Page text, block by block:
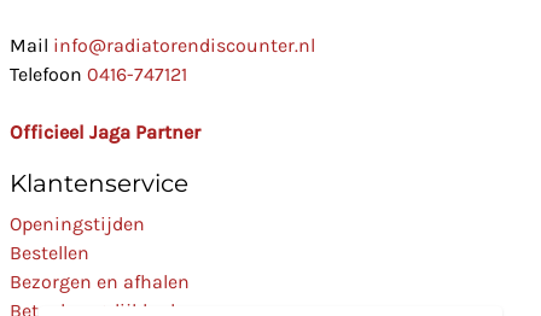
Mail info@radiatorendiscounter.nl
Telefoon 0416-747121
Officieel Jaga Partner
Klantenservice
Openingstijden
Bestellen
Bezorgen en afhalen
Betaalmogelijkheden